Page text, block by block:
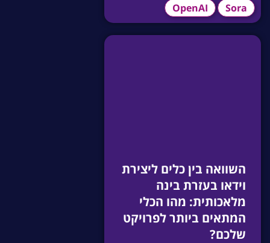
Sora
OpenAI
השוואה בין כלים ליצירת
וידאו בעזרת בינה
מלאכותית: מהו הכלי
המתאים ביותר לפרויקט
שלכם?